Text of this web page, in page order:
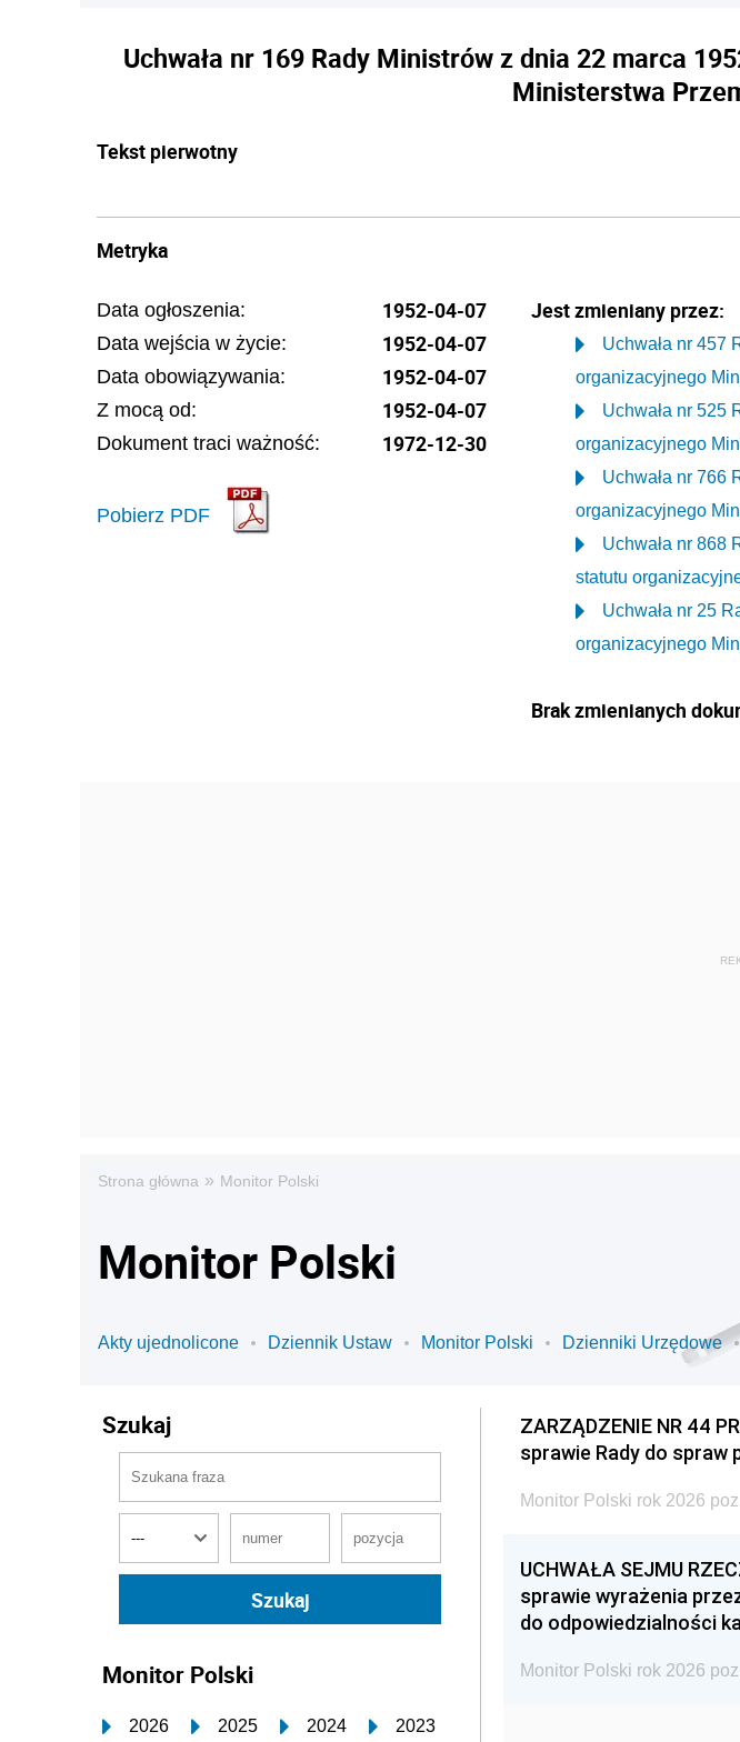
Uchwała nr 169 Rady Ministrów z dnia 22 marca
Ministerstwa
Tekst pierwotny
Metryka
Data ogłoszenia: 1952-04-07
Data wejścia w życie: 1952-04-07
Data obowiązywania: 1952-04-07
Z mocą od: 1952-04-07
Dokument traci ważność: 1972-12-30
Pobierz PDF
Jest zmieniany przez:
Uchwała nr 457
organizacyjnego
Uchwała nr 525
organizacyjnego
Uchwała nr 766
organizacyjnego
Uchwała nr 868
statutu
Uchwała nr 25
organizacyjnego
Brak zmienianych
Strona główna » Monitor Polski
Monitor Polski
Akty ujednolicone Dziennik Ustaw Monitor Polski Dzienniki Urzędowe
Szukaj
Monitor Polski
2026 2025 2024 2023
ZARZĄDZENIE NR 44
sprawie Rady do
Monitor Polski rok 2026
UCHWAŁA SEJMU
sprawie wyrażenia
do odpowiedzialności
Monitor Polski rok 2026